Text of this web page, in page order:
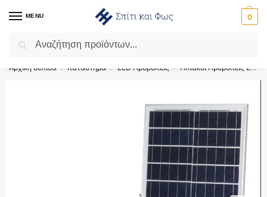
MENU 0
Flash Sale ⚡ 10% Έκπτωση με τον κωδικό ‘SPRING’!
Αρχική σελίδα / Κατάστημα / LED Προβολείς / Ηλιακοί Προβολείς LED